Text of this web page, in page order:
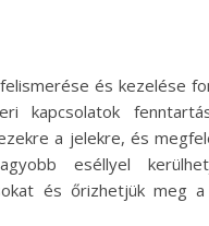
és kezelése
kapcsolatok
a jelekre, és
eséllyel
és őrizhetjük meg